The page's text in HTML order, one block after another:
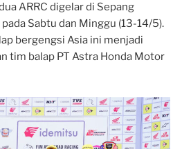
ARRC digelar di Sepang
Sabtu dan Minggu (13-14/5).
bergengsi Asia ini menjadi
tim balap PT Astra Honda Motor